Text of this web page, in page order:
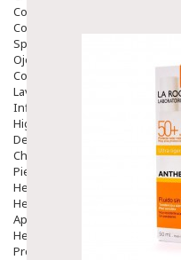
Comprimidos
Colirios
Sprays
Ojos Y Oidos
Congestión
Lavado Ojos
Inflamación Del Oido (otitis)
Higiene Oido
Deshabituación Tabaquismo
Chicles
Piel
Herpes Y Hongos
Heridas Y úlceras
Aparato Genital
Hemorroides
Protectores Y Emolientes